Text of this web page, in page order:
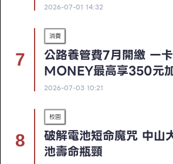
2026-07-01 14:32
消費
公路養管費7月開繳 一
MONEY最高享350元
2026-07-03 10:21
校園
破解電池短命魔咒 中山
池壽命瓶頸